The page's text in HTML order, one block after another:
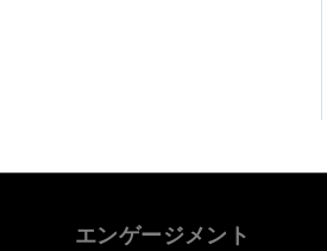
エンゲージメント